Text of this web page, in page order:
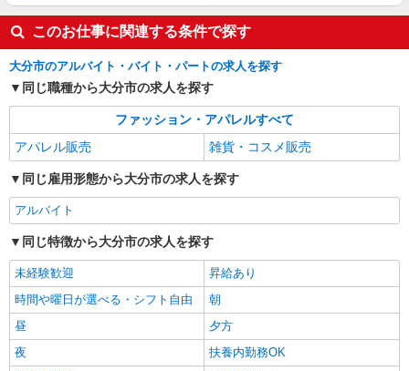
正社員
オリエンタルトラフィック
レディスシューズの販売スタッフ・店舗運営全
般
正社員：月給200,000円〜250,000円 ※経験・
能力により優遇します。
大分県大分市要町1番14号 JRおおいたシテ
このお仕事に関連する条件で探す
大分市のアルバイト・バイト・パートの求人を探す
同じ職種から大分市の求人を探す
ファッション・アパレルすべて
アパレル販売
雑貨・コスメ販売
同じ雇用形態から大分市の求人を探す
アルバイト
同じ特徴から大分市の求人を探す
未経験歓迎
昇給あり
時間や曜日が選べる・シフト自由
朝
昼
夕方
夜
扶養内勤務OK